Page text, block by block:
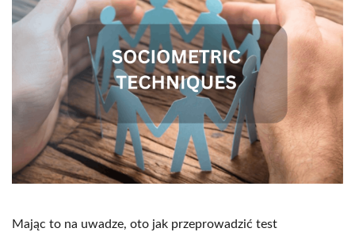
Mając to na uwadze, oto jak przeprowadzić test